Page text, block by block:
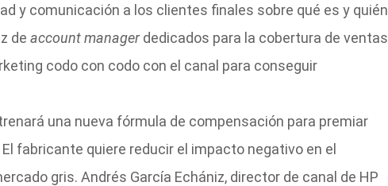
y comunicación a los clientes finales sobre qué es y quién
de account managerdedicados para la cobertura de ventas
codo con codo con el canal para conseguir
una nueva fórmula de compensación para premiar
fabricante quiere reducir el impacto negativo en el
gris. Andrés García Echániz, director de canal de HP